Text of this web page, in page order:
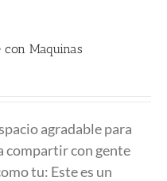
con Maquinas
agradable para
compartir con gente
tu: Este es un